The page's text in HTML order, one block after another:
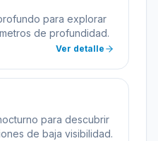
para explorar
de profundidad.
Ver detalle
para descubrir
de baja visibilidad.